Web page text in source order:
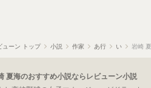
ューン トップ 小説 作家 あ行 い 岩崎
夏海のおすすめ小説ならレビューン小説